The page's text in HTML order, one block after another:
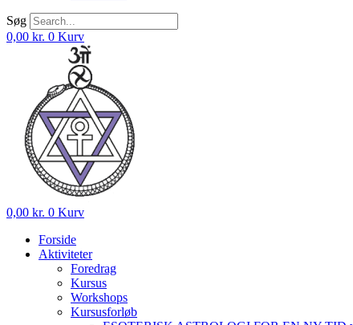
Søg
0,00 kr. 0 Kurv
0,00 kr. 0 Kurv
Forside
Aktiviteter
Foredrag
Kursus
Workshops
Kursusforløb